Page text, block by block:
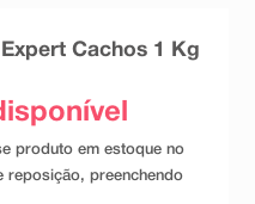
Cachos 1 Kg